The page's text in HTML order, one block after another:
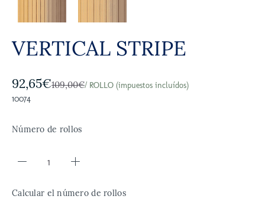
VERTICAL STRIPE
92,65€109,00€/ ROLLO (impuestos incluídos)
10074
Número de rollos
Calcular el número de rollos